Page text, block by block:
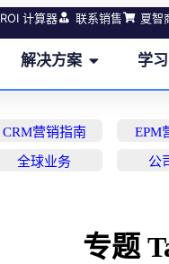
ROI 计算器 联系销售 夏智
解决方案 学习
CRM营销指南 EPM
全球业务 公
专题